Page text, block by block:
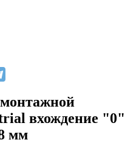
вхождение "0"
мм